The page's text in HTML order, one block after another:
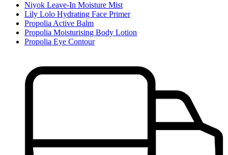
Niyok Leave-In Moisture Mist
Lily Lolo Hydrating Face Primer
Propolia Active Balm
Propolia Moisturising Body Lotion
Propolia Eye Contour